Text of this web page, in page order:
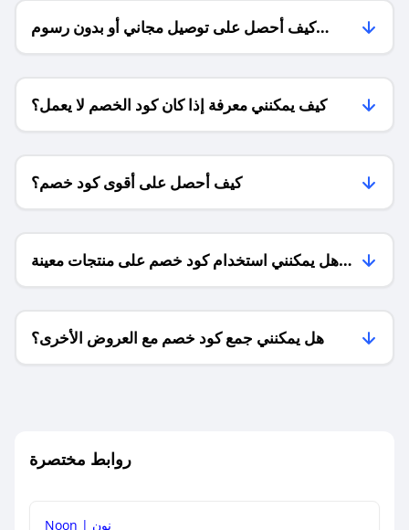
كيف أحصل على توصيل مجاني أو بدون رسوم
الشحن ؟
كيف يمكنني معرفة إذا كان كود الخصم لا يعمل؟
كيف أحصل على أقوى كود خصم؟
هل يمكنني استخدام كود خصم على منتجات معينة
فقط؟
هل يمكنني جمع كود خصم مع العروض الأخرى؟
روابط مختصرة
Noon | نون